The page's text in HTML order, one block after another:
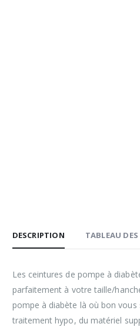
DESCRIPTION TABLEAU
Les ceintures de pompe à
parfaitement à votre taille/
pompe à diabète là où bon
traitement hypo, du matériel